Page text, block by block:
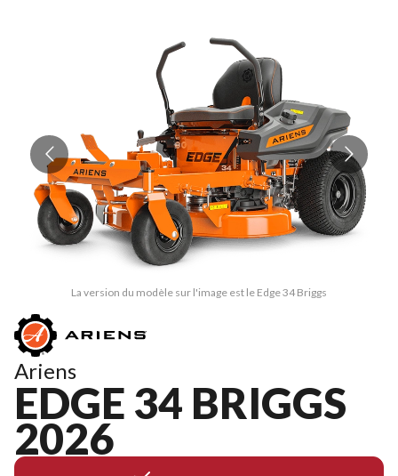
La version du modèle sur l'image est le Edge 34 Briggs
Ariens
EDGE 34 BRIGGS
2026